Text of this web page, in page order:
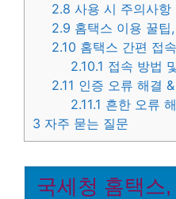
2.8 사용 시 주의사항
2.9 홈택스 이용 꿀
2.10 홈택스 간편 접
2.10.1 접속 방법
2.11 인증 오류 해결
2.11.1 흔한 오류
3 자주 묻는 질문
국세청 홈택스,